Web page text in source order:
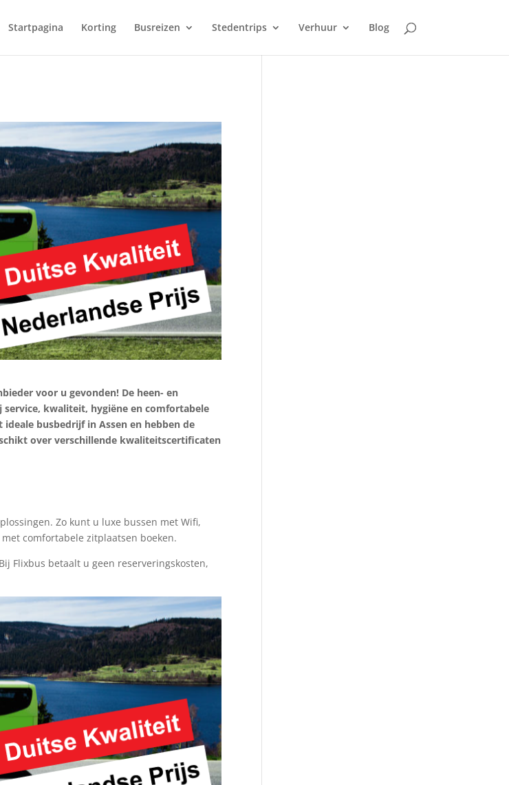
Startpagina Korting Busreizen Stedentrips Verhuur Blog
voor u gevonden! De heen- en
kwaliteit, hygiëne en comfortabele
busbedrijf in Assen en hebben de
over verschillende kwaliteitscertificaten
Zo kunt u luxe bussen met Wifi,
comfortabele zitplaatsen boeken.
Flixbus betaalt u geen reserveringskosten,